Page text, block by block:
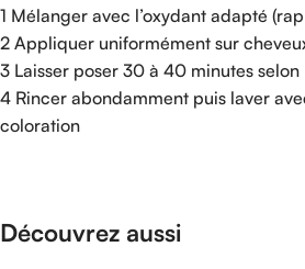
1 Mélanger avec l’oxydant adapté
2 Appliquer uniformément sur
3 Laisser poser 30 à 40 minutes selon
4 Rincer abondamment puis laver
coloration
Découvrez aussi